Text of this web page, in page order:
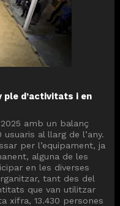
ple d’activitats i en
amb un balanç
al llarg de l’any.
per l’equipament, ja
alguna de les
en les diverses
tant des del
que van utilitzar
xifra, 13.430 persones